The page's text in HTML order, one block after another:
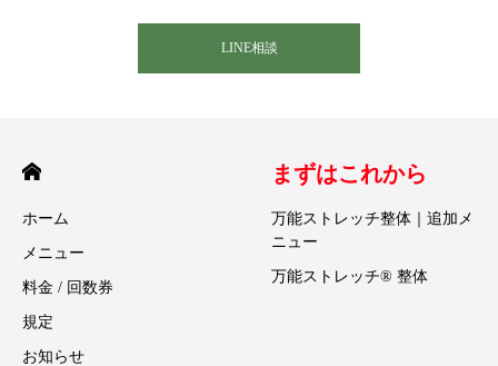
LINE相談
ホーム
メニュー
料金 / 回数券
規定
お知らせ
まずはこれから
万能ストレッチ整体｜追加メ
ニュー
万能ストレッチ® 整体